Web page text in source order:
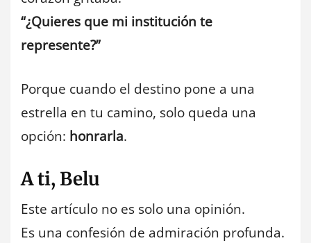
“¿Quieres que mi institución te
represente?”
Porque cuando el destino pone a una
estrella en tu camino, solo queda una
opción: honrarla.
A ti, Belu
Este artículo no es solo una opinión.
Es una confesión de admiración profunda.